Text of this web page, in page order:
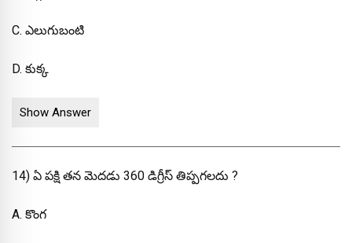
C. ఎలుగుబంటి
D. కుక్క
Show Answer
14) ఏ పక్షి తన మెదడు 360 డిగ్రీస్ తిప్పగలదు ?
A. కొంగ